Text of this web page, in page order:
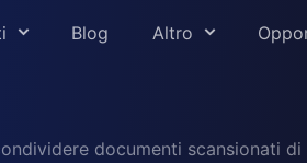
Blog Altro
Stampa
documenti scansionati